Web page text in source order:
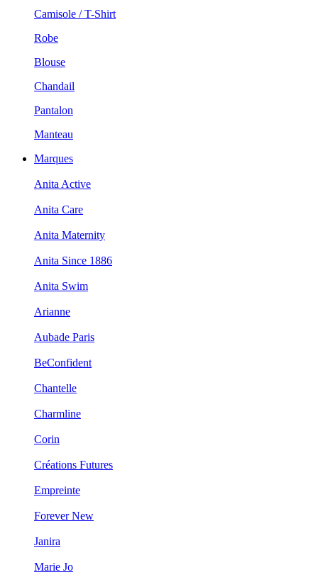
Camisole / T-Shirt
Robe
Blouse
Chandail
Pantalon
Manteau
Marques
Anita Active
Anita Care
Anita Maternity
Anita Since 1886
Anita Swim
Arianne
Aubade Paris
BeConfident
Chantelle
Charmline
Corin
Créations Futures
Empreinte
Forever New
Janira
Marie Jo